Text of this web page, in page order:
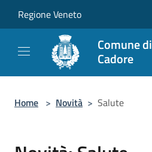
Regione Veneto
Comune
Cadore
Home > Novità > Salute